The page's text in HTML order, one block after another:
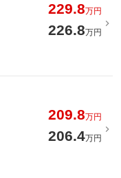
229.8万円
226.8万円
209.8万円
206.4万円